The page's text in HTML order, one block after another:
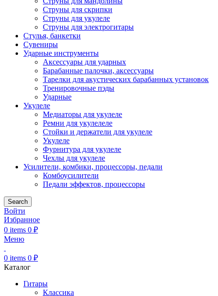
Струны для скрипки
Струны для укулеле
Струны для электрогитары
Стулья, банкетки
Сувениры
Ударные инструменты
Аксессуары для ударных
Барабанные палочки, аксессуары
Тарелки для акустических барабанных установок
Тренировочные пэды
Ударные
Укулеле
Медиаторы для укулеле
Ремни для укулелеле
Стойки и держатели для укулеле
Укулеле
Фурнитура для укулеле
Чехлы для укулеле
Усилители, комбики, процессоры, педали
Комбоусилители
Педали эффектов, процессоры
Search
Войти
Избранное
0 items 0 ₽
Меню
0 items 0 ₽
Каталог
Гитары
Классика